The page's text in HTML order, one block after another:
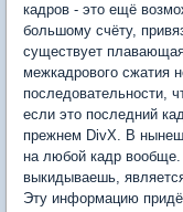
кадров - это ещё
большому счёту,
существует
межкадрового сжатия
последовательности,
если это последний
прежнем DivX. В
на любой кадр
выкидываешь,
Эту информацию